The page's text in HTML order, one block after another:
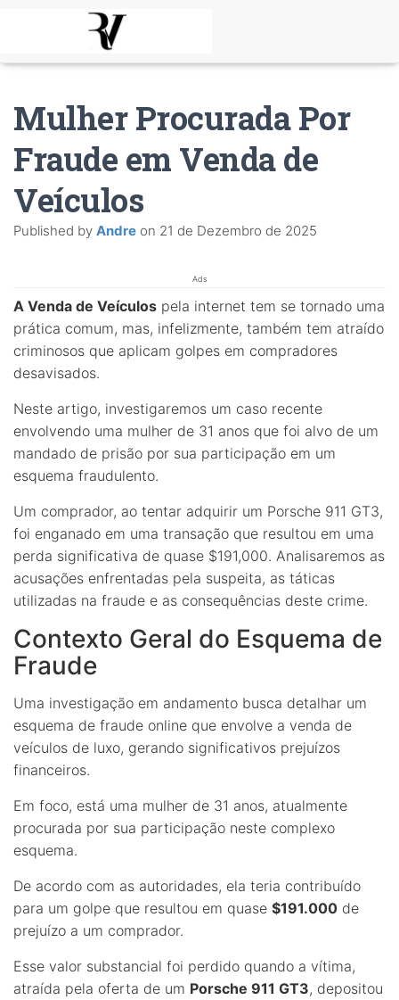
Mulher Procurada Por
Fraude em Venda de
Veículos
Published by Andre on 21 de Dezembro de 2025
Ads
A Venda de Veículos pela internet tem se tornado uma
prática comum, mas, infelizmente, também tem atraído
criminosos que aplicam golpes em compradores
desavisados.
Neste artigo, investigaremos um caso recente
envolvendo uma mulher de 31 anos que foi alvo de um
mandado de prisão por sua participação em um
esquema fraudulento.
Um comprador, ao tentar adquirir um Porsche 911 GT3,
foi enganado em uma transação que resultou em uma
perda significativa de quase $191,000. Analisaremos as
acusações enfrentadas pela suspeita, as táticas
utilizadas na fraude e as consequências deste crime.
Contexto Geral do Esquema de
Fraude
Uma investigação em andamento busca detalhar um
esquema de fraude online que envolve a venda de
veículos de luxo, gerando significativos prejuízos
financeiros.
Em foco, está uma mulher de 31 anos, atualmente
procurada por sua participação neste complexo
esquema.
De acordo com as autoridades, ela teria contribuído
para um golpe que resultou em quase $191.000 de
prejuízo a um comprador.
Esse valor substancial foi perdido quando a vítima,
atraída pela oferta de um Porsche 911 GT3, depositou